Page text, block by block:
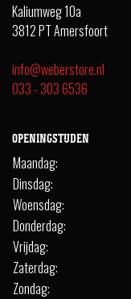
Kaliumweg 10a
3812 PT Amersfoort
info@weberstore.nl
033 - 303 6536
OPENINGSTIJDEN
Maandag:
Dinsdag:
Woensdag:
Donderdag:
Vrijdag:
Zaterdag:
Zondag: